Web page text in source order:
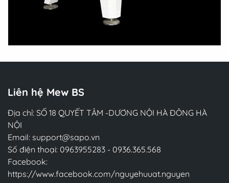
Liên hệ Mew BS
Địa chỉ: SỐ 18 QUYẾT TÂM -DƯƠNG NỘI HÀ ĐÔNG HÀ
NỘI
Email: support@sapo.vn
Số điện thoại: 0963955283 - 0936.365.568
Facebook:
https://www.facebook.com/nguyehuuat.nguyen